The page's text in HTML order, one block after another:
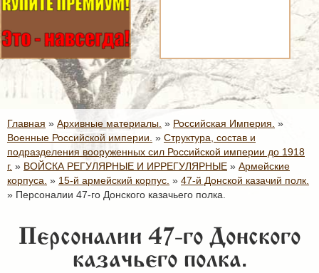
Главная » Архивные материалы. » Российская Империя. »
Военные Российской империи. » Структура, состав и
подразделения вооруженных сил Российской империи до 1918
г. » ВОЙСКА РЕГУЛЯРНЫЕ И ИРРЕГУЛЯРНЫЕ » Армейские
корпуса. » 15-й армейский корпус. » 47-й Донской казачий полк.
» Персоналии 47-го Донского казачьего полка.
Персоналии 47-го Донского
казачьего полка.